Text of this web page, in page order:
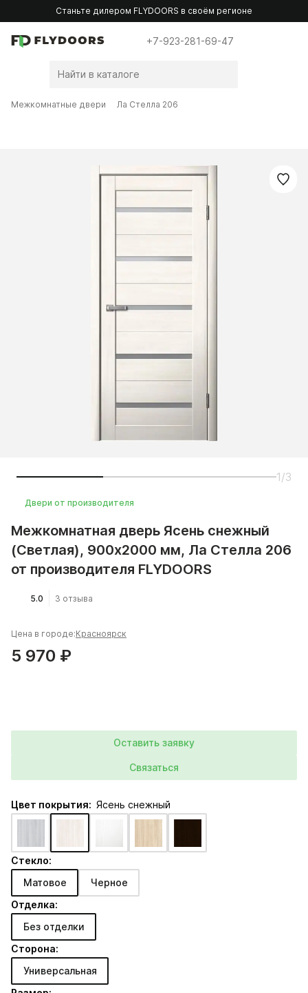
Станьте дилером FLYDOORS в своём регионе
+7-923-281-69-47
Межкомнатные двери Ла Стелла 206
1/3
Двери от производителя
Межкомнатная дверь Ясень снежный
(Светлая), 900x2000 мм, Ла Стелла 206
от производителя FLYDOORS
5.0 3 отзыва
Цена в городе:Красноярск
5 970 ₽
Оставить заявку
Связаться
Цвет покрытия: Ясень снежный
Стекло:
Матовое
Черное
Отделка:
Без отделки
Сторона:
Универсальная